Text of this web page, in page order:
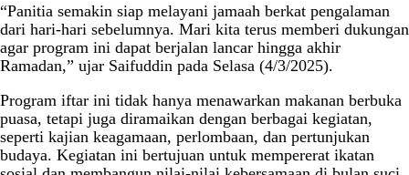
“Panitia semakin siap melayani jamaah berkat pengalaman
dari hari-hari sebelumnya. Mari kita terus memberi dukungan
agar program ini dapat berjalan lancar hingga akhir
Ramadan,” ujar Saifuddin pada Selasa (4/3/2025).
Program iftar ini tidak hanya menawarkan makanan berbuka
puasa, tetapi juga diramaikan dengan berbagai kegiatan,
seperti kajian keagamaan, perlombaan, dan pertunjukan
budaya. Kegiatan ini bertujuan untuk mempererat ikatan